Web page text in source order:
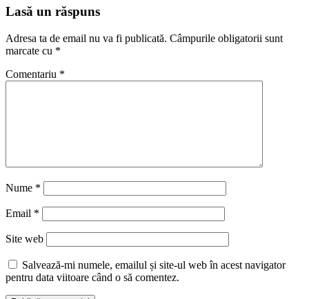
articole
Lasă un răspuns
Adresa ta de email nu va fi publicată. Câmpurile obligatorii sunt
marcate cu *
Comentariu *
Nume *
Email *
Site web
Salvează-mi numele, emailul și site-ul web în acest navigator
pentru data viitoare când o să comentez.